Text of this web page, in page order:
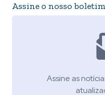
Assine o nosso
Assine as